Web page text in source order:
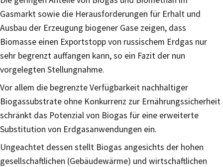
Gasmarkt sowie die Herausforderungen für Erhalt und
Ausbau der Erzeugung biogener Gase zeigen, dass
Biomasse einen Exportstopp von russischem Erdgas nur
sehr begrenzt auffangen kann, so ein Fazit der nun
vorgelegten Stellungnahme.
Vor allem die begrenzte Verfügbarkeit nachhaltiger
Biogassubstrate ohne Konkurrenz zur Ernährungssicherheit
schränkt das Potenzial von Biogas für eine erweiterte
Substitution von Erdgasanwendungen ein.
Ungeachtet dessen stellt Biogas angesichts der hohen
gesellschaftlichen (Gebäudewärme) und wirtschaftlichen